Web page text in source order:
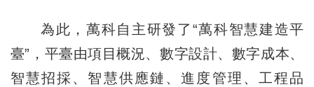
為此，萬科自主研發了“萬科智慧建造平
臺”，平臺由項目概況、數字設計、數字成本、
智慧招採、智慧供應鏈、進度管理、工程品